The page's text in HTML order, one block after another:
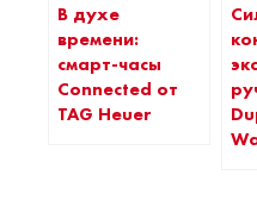
В духе
времени:
смарт-часы
Connected от
TAG Heuer